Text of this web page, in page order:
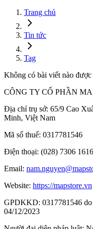
Trang chủ
Tin tức
Tag
Không có bài viết nào được
CÔNG TY CỔ PHẦN
Địa chỉ trụ sở: 65/9 Cao
Minh, Việt Nam
Mã số thuế: 0317781546
Điện thoại: (028) 7306
Email:
Website: https://mapstore.vn
GPDKKD: 0317781546
04/12/2023